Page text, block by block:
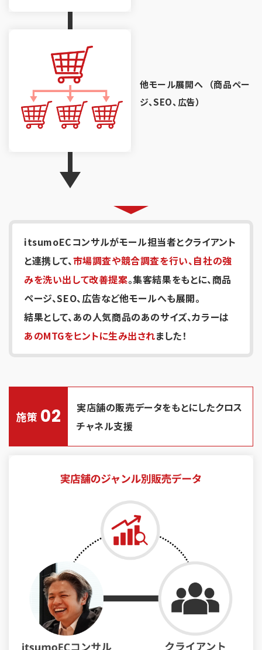
他モール展開へ
（商品ペー
ジ、SEO、広告）
itsumoECコンサルがモール担当者とクライアント
と連携して、市場調査や競合調査を行い、自社の強
みを洗い出して改善提案。集客結果をもとに、商品
ページ、SEO、広告など他モールへも展開。
結果として、あの人気商品のあのサイズ、カラーは
あのMTGをヒントに生み出されました！
施策 02
実店舗の販売データをもとにしたクロス
チャネル支援